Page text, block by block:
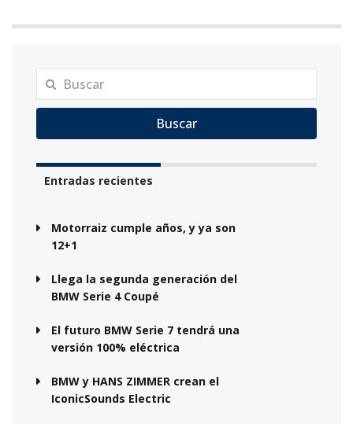
Buscar
Entradas recientes
Motorraiz cumple años, y ya son
12+1
Llega la segunda generación del
BMW Serie 4 Coupé
El futuro BMW Serie 7 tendrá una
versión 100% eléctrica
BMW y HANS ZIMMER crean el
IconicSounds Electric